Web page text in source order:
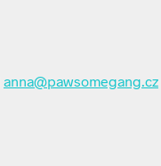
anna@pawsomegang.cz